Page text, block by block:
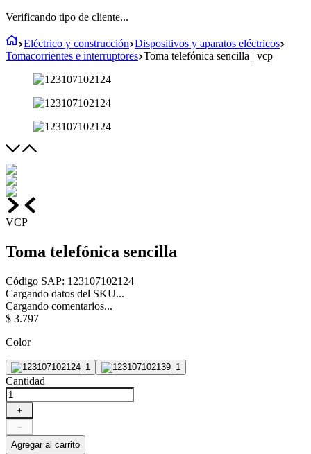
Verificando tipo de cliente...
Eléctrico y construcción Dispositivos y aparatos eléctricos
Tomacorrientes e interruptores Toma telefónica sencilla | vcp
VCP
Toma telefónica sencilla
Código SAP: 123107102124
Cargando datos del SKU...
Cargando comentarios...
$ 3.797
Color
Cantidad
＋
－
Agregar al carrito